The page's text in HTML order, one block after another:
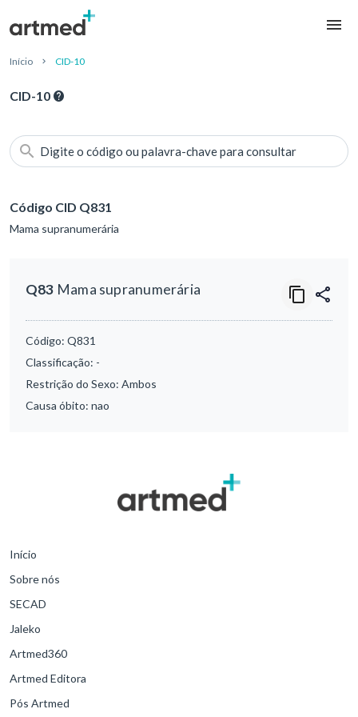
Início CID-10
CID-10
Digite o código ou palavra-chave para consultar
Código CID Q831
Mama supranumerária
Q83 Mama supranumerária
Código: Q831
Classificação: -
Restrição do Sexo: Ambos
Causa óbito: nao
Início
Sobre nós
SECAD
Jaleko
Artmed360
Artmed Editora
Pós Artmed